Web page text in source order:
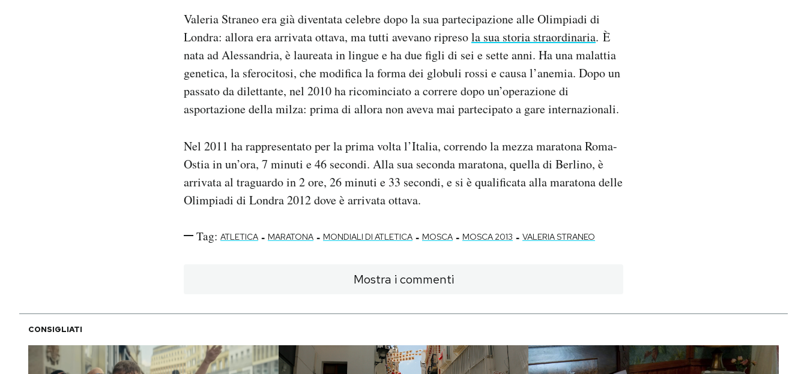
Valeria Straneo era già diventata celebre dopo la sua partecipazione alle Olimpiadi di
Londra: allora era arrivata ottava, ma tutti avevano ripresola sua storia straordinaria. È
nata ad Alessandria, è laureata in lingue e ha due figli di sei e sette anni. Ha una malattia
genetica, la sferocitosi, che modifica la forma dei globuli rossi e causa l’anemia. Dopo un
passato da dilettante, nel 2010 ha ricominciato a correre dopo un’operazione di
asportazione della milza: prima di allora non aveva mai partecipato a gare internazionali.
Nel 2011 ha rappresentato per la prima volta l’Italia, correndo la mezza maratona Roma-
Ostia in un’ora, 7 minuti e 46 secondi. Alla sua seconda maratona, quella di Berlino, è
arrivata al traguardo in 2 ore, 26 minuti e 33 secondi, e si è qualificata alla maratona delle
Olimpiadi di Londra 2012 dove è arrivata ottava.
Tag: ATLETICA - MARATONA - MONDIALI DI ATLETICA - MOSCA - MOSCA 2013 - VALERIA STRANEO
Mostra i commenti
CONSIGLIATI